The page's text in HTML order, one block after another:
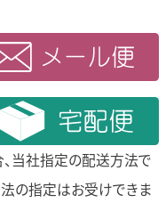
当社指定の配送方法で
の指定はお受けできま